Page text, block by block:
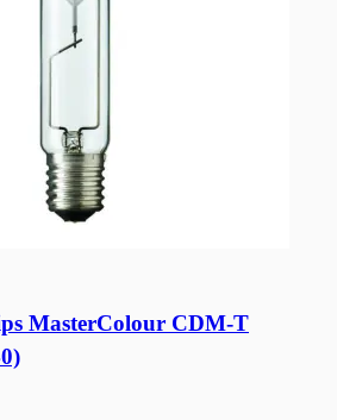
MasterColour CDM-T